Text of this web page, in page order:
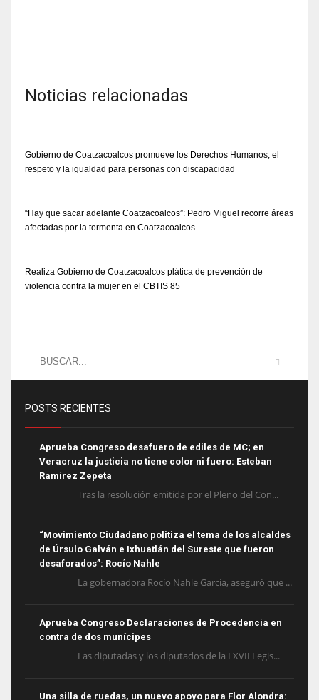
Noticias relacionadas
Gobierno de Coatzacoalcos promueve los Derechos Humanos, el
respeto y la igualdad para personas con discapacidad
“Hay que sacar adelante Coatzacoalcos”: Pedro Miguel recorre áreas
afectadas por la tormenta en Coatzacoalcos
Realiza Gobierno de Coatzacoalcos plática de prevención de
violencia contra la mujer en el CBTIS 85
POSTS RECIENTES
Aprueba Congreso desafuero de ediles de MC; en
Veracruz la justicia no tiene color ni fuero: Esteban
Ramírez Zepeta
Tras la resolución emitida por el Pleno del Con...
“Movimiento Ciudadano politiza el tema de los alcaldes
de Úrsulo Galván e Ixhuatlán del Sureste que fueron
desaforados”: Rocío Nahle
La gobernadora Rocío Nahle García, aseguró que ...
Aprueba Congreso Declaraciones de Procedencia en
contra de dos munícipes
Las diputadas y los diputados de la LXVII Legis...
Una silla de ruedas, un nuevo apoyo para Flor Alondra: